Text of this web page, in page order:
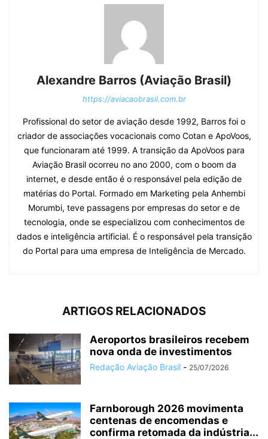
Alexandre Barros (Aviação Brasil)
https://aviacaobrasil.com.br
Profissional do setor de aviação desde 1992, Barros foi o
criador de associações vocacionais como Cotan e ApoVoos,
que funcionaram até 1999. A transição da ApoVoos para
Aviação Brasil ocorreu no ano 2000, com o boom da
internet, e desde então é o responsável pela edição de
matérias do Portal. Formado em Marketing pela Anhembi
Morumbi, teve passagens por empresas do setor e de
tecnologia, onde se especializou com conhecimentos de
dados e inteligência artificial. É o responsável pela transição
do Portal para uma empresa de Inteligência de Mercado.
ARTIGOS RELACIONADOS
Aeroportos brasileiros recebem
nova onda de investimentos
Redação Aviação Brasil - 25/07/2026
Farnborough 2026 movimenta
centenas de encomendas e
confirma retomada da indústria...